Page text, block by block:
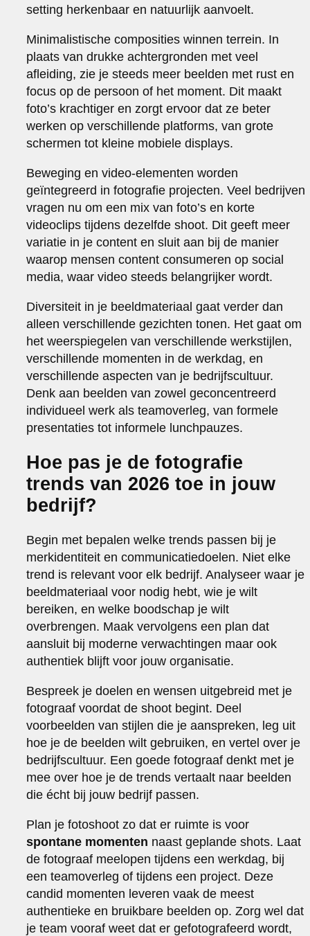
setting herkenbaar en natuurlijk aanvoelt.
Minimalistische composities winnen terrein. In
plaats van drukke achtergronden met veel
afleiding, zie je steeds meer beelden met rust en
focus op de persoon of het moment. Dit maakt
foto’s krachtiger en zorgt ervoor dat ze beter
werken op verschillende platforms, van grote
schermen tot kleine mobiele displays.
Beweging en video-elementen worden
geïntegreerd in fotografie projecten. Veel bedrijven
vragen nu om een mix van foto’s en korte
videoclips tijdens dezelfde shoot. Dit geeft meer
variatie in je content en sluit aan bij de manier
waarop mensen content consumeren op social
media, waar video steeds belangrijker wordt.
Diversiteit in je beeldmateriaal gaat verder dan
alleen verschillende gezichten tonen. Het gaat om
het weerspiegelen van verschillende werkstijlen,
verschillende momenten in de werkdag, en
verschillende aspecten van je bedrijfscultuur.
Denk aan beelden van zowel geconcentreerd
individueel werk als teamoverleg, van formele
presentaties tot informele lunchpauzes.
Hoe pas je de fotografie
trends van 2026 toe in jouw
bedrijf?
Begin met bepalen welke trends passen bij je
merkidentiteit en communicatiedoelen. Niet elke
trend is relevant voor elk bedrijf. Analyseer waar je
beeldmateriaal voor nodig hebt, wie je wilt
bereiken, en welke boodschap je wilt
overbrengen. Maak vervolgens een plan dat
aansluit bij moderne verwachtingen maar ook
authentiek blijft voor jouw organisatie.
Bespreek je doelen en wensen uitgebreid met je
fotograaf voordat de shoot begint. Deel
voorbeelden van stijlen die je aanspreken, leg uit
hoe je de beelden wilt gebruiken, en vertel over je
bedrijfscultuur. Een goede fotograaf denkt met je
mee over hoe je de trends vertaalt naar beelden
die écht bij jouw bedrijf passen.
Plan je fotoshoot zo dat er ruimte is voor
spontane momenten naast geplande shots. Laat
de fotograaf meelopen tijdens een werkdag, bij
een teamoverleg of tijdens een project. Deze
candid momenten leveren vaak de meest
authentieke en bruikbare beelden op. Zorg wel dat
je team vooraf weet dat er gefotografeerd wordt,